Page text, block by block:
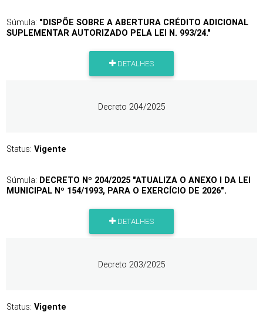
Súmula: "DISPÕE SOBRE A ABERTURA CRÉDITO ADICIONAL
SUPLEMENTAR AUTORIZADO PELA LEI N. 993/24."
DETALHES
Decreto 204/2025
Status: Vigente
Súmula: DECRETO Nº 204/2025 "ATUALIZA O ANEXO I DA LEI
MUNICIPAL Nº 154/1993, PARA O EXERCÍCIO DE 2026".
DETALHES
Decreto 203/2025
Status: Vigente